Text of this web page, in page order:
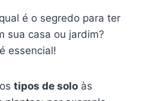
é o segredo para ter
sua casa ou jardim?
é essencial!
tipos de solo às